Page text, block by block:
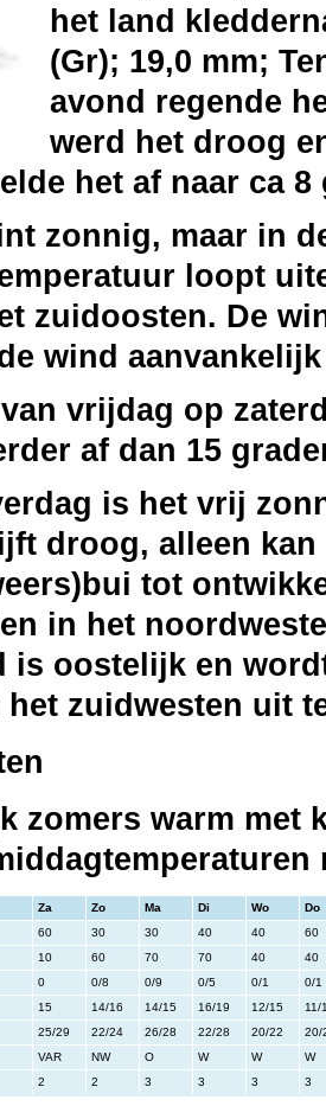
het land
(Gr); 19,0 mm;
avond regende
werd het droog
het af naar ca 8
zonnig, maar in
loopt
zuidoosten. De
wind
vrijdag op
af dan 15
is het vrij
droog, alleen
tot
in het
is oostelijk en
zuidwesten uit
zomers warm met
Za Zo Ma Di Wo
Do
60 30 30 40 40
60
10 60 70 70 40
40
0 0/8 0/9 0/5 0/1
0/1
15 14/16 14/15 16/19 12/15
11/
25/29 22/24 26/28 22/28 20/22
20/
VAR NW O W W
W
2 2 3 3 3 3